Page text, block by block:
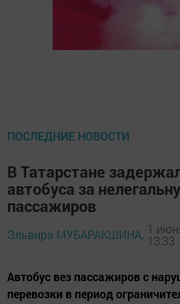
ПОСЛЕДНИЕ НОВОСТИ
В Татарстане
автобуса за
пассажиров
Эльвира МУБАРАКШИНА, 1
13:33
Автобус вез пассажиров с
перевозки в период